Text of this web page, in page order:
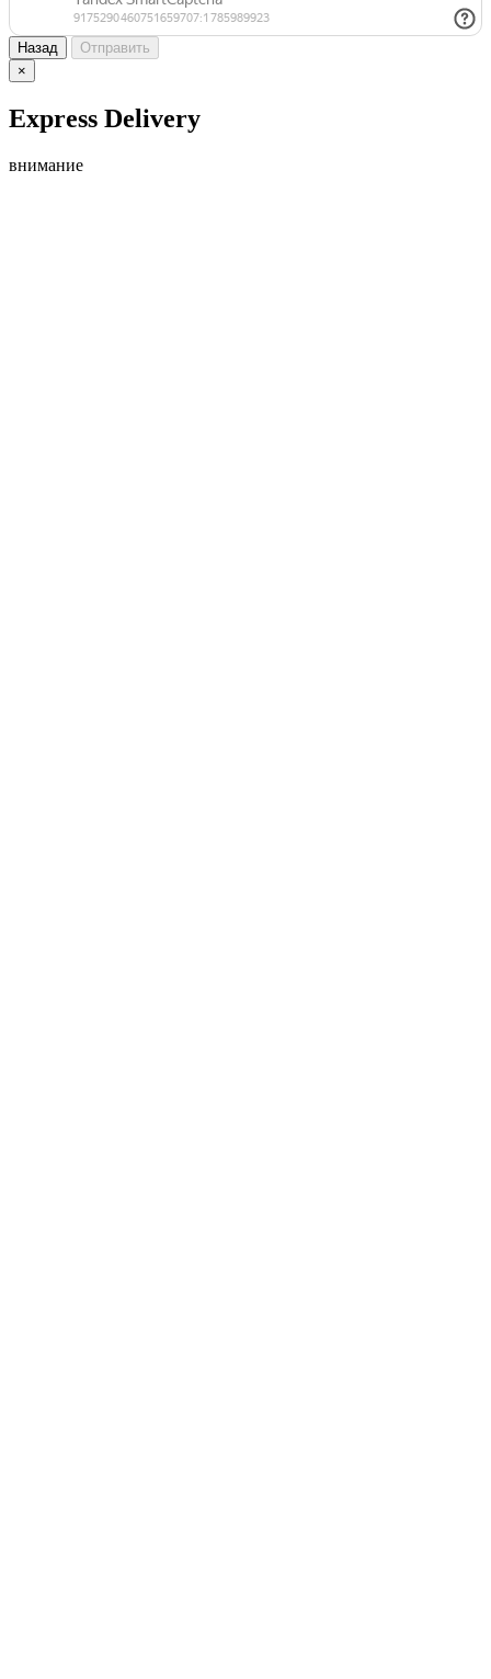
Назад
Отправить
×
Express Delivery
внимание